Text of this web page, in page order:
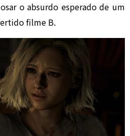
o absurdo esperado de um
filme B.